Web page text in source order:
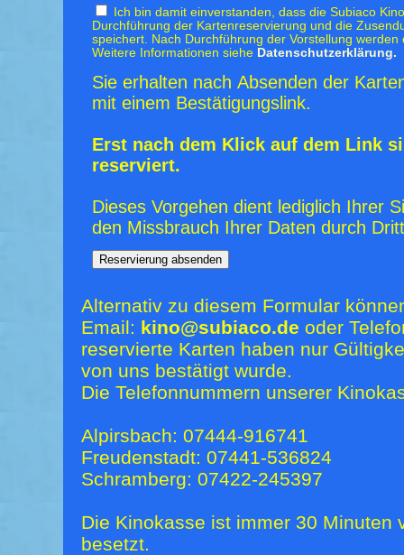
Ich bin damit einverstanden, dass die Subiaco
Durchführung der Kartenreservierung und die
speichert. Nach Durchführung der Vorstellung
Weitere Informationen siehe Datenschutzerklärung.
Sie erhalten nach Absenden der
mit einem Bestätigungslink.
Erst nach dem Klick auf dem Link
reserviert.
Dieses Vorgehen dient lediglich Ihrer
den Missbrauch Ihrer Daten durch
Alternativ zu diesem Formular
Email: kino@subiaco.de oder
reservierte Karten haben nur
von uns bestätigt wurde.
Die Telefonnummern unserer
Alpirsbach: 07444-916741
Freudenstadt: 07441-536824
Schramberg: 07422-245397
Die Kinokasse ist immer 30 Minuten
besetzt.